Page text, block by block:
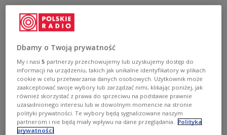
Radni Rady Miasta Węgrów uczcili minutą ciszy pamięć
Janiny Panasewicz, mieszkanki tego miasta, śmiertelnej
ofiary zamachu terrorystycznego na stacji metra
Maelbeek w Brukseli.
Zobacz więcej na temat: Belgia Bruksela
pogrzeby
terroryzm
Dbamy o Twoją prywatność
My i nasi5 partnerzy przechowujemy lub uzyskujemy dostęp do
informacji na urządzeniu, takich jak unikalne identyfikatory w plikach
cookie w celu przetwarzania danych osobowych. Użytkownik może
zaakceptować swoje wybory lub zarządzać nimi, klikając poniżej, jak
również skorzystać z prawa do sprzeciwu na podstawie prawnie
uzasadnionego interesu lub w dowolnym momencie na stronie
polityki prywatności. Te wybory będą sygnalizowane naszym
partnerom i nie będą miały wpływu na dane przeglądania. Polityka
prywatności